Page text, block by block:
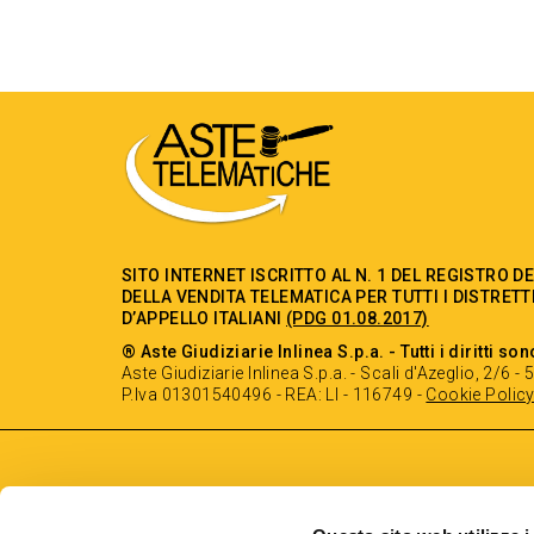
SITO INTERNET ISCRITTO AL N. 1 DEL REGISTRO
DELLA VENDITA TELEMATICA PER TUTTI I
D’APPELLO ITALIANI (PDG 01.08.2017)
® Aste Giudiziarie Inlinea S.p.a. - Tutti i diritti
Aste Giudiziarie Inlinea S.p.a. - Scali d'Azeglio, 2/6 -
P.Iva 01301540496 - REA: LI - 116749 - Cookie Policy